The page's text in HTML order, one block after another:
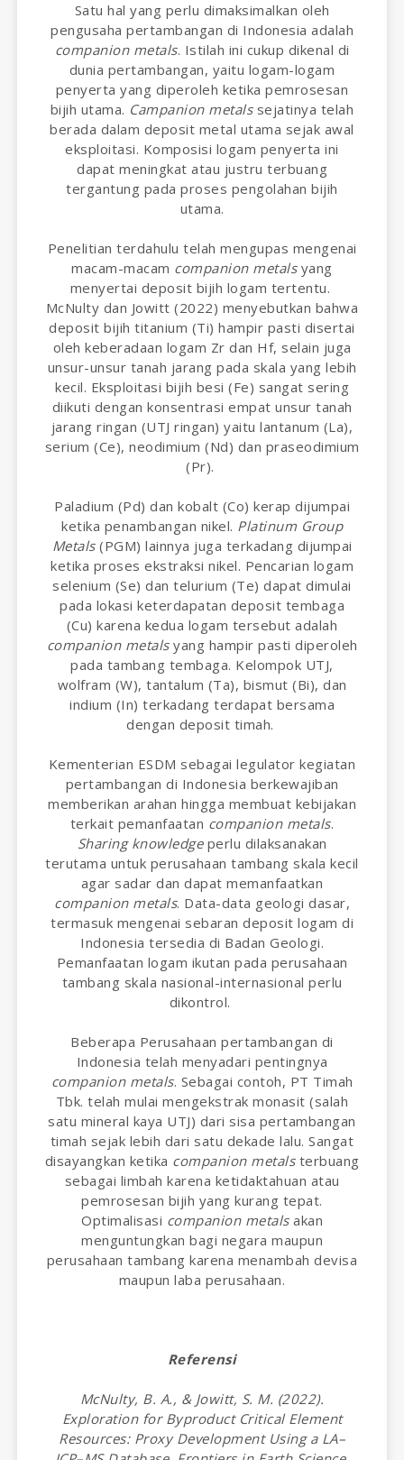
Satu hal yang perlu dimaksimalkan oleh
pengusaha pertambangan di Indonesia adalah
companion metals. Istilah ini cukup dikenal di
dunia pertambangan, yaitu logam-logam
penyerta yang diperoleh ketika pemrosesan
bijih utama. Campanion metalssejatinya telah
berada dalam deposit metal utama sejak awal
eksploitasi. Komposisi logam penyerta ini
dapat meningkat atau justru terbuang
tergantung pada proses pengolahan bijih
utama.
Penelitian terdahulu telah mengupas mengenai
macam-macam companion metalsyang
menyertai deposit bijih logam tertentu.
McNulty dan Jowitt (2022) menyebutkan bahwa
deposit bijih titanium (Ti) hampir pasti disertai
oleh keberadaan logam Zr dan Hf, selain juga
unsur-unsur tanah jarang pada skala yang lebih
kecil. Eksploitasi bijih besi (Fe) sangat sering
diikuti dengan konsentrasi empat unsur tanah
jarang ringan (UTJ ringan) yaitu lantanum (La),
serium (Ce), neodimium (Nd) dan praseodimium
(Pr).
Paladium (Pd) dan kobalt (Co) kerap dijumpai
ketika penambangan nikel. Platinum Group
Metals(PGM) lainnya juga terkadang dijumpai
ketika proses ekstraksi nikel. Pencarian logam
selenium (Se) dan telurium (Te) dapat dimulai
pada lokasi keterdapatan deposit tembaga
(Cu) karena kedua logam tersebut adalah
companion metalsyang hampir pasti diperoleh
pada tambang tembaga. Kelompok UTJ,
wolfram (W), tantalum (Ta), bismut (Bi), dan
indium (In) terkadang terdapat bersama
dengan deposit timah.
Kementerian ESDM sebagai legulator kegiatan
pertambangan di Indonesia berkewajiban
memberikan arahan hingga membuat kebijakan
terkait pemanfaatan companion metals.
Sharing knowledgeperlu dilaksanakan
terutama untuk perusahaan tambang skala kecil
agar sadar dan dapat memanfaatkan
companion metals. Data-data geologi dasar,
termasuk mengenai sebaran deposit logam di
Indonesia tersedia di Badan Geologi.
Pemanfaatan logam ikutan pada perusahaan
tambang skala nasional-internasional perlu
dikontrol.
Beberapa Perusahaan pertambangan di
Indonesia telah menyadari pentingnya
companion metals. Sebagai contoh, PT Timah
Tbk. telah mulai mengekstrak monasit (salah
satu mineral kaya UTJ) dari sisa pertambangan
timah sejak lebih dari satu dekade lalu. Sangat
disayangkan ketika companion metalsterbuang
sebagai limbah karena ketidaktahuan atau
pemrosesan bijih yang kurang tepat.
Optimalisasi companion metalsakan
menguntungkan bagi negara maupun
perusahaan tambang karena menambah devisa
maupun laba perusahaan.
Referensi
McNulty, B. A., & Jowitt, S. M. (2022).
Exploration for Byproduct Critical Element
Resources: Proxy Development Using a LA–